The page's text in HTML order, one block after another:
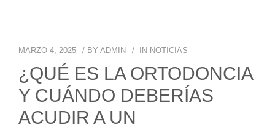
MARZO 4, 2025 BY ADMIN IN NOTICIAS
¿QUÉ ES LA ORTODONCIA
Y CUÁNDO DEBERÍAS
ACUDIR A UN